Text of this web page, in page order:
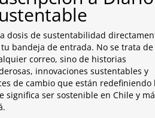
dosis de sustentabilidad
bandeja de entrada. No se trata de
correo, sino de historias
innovaciones sustentables y
de cambio que están redefiniendo
significa ser sostenible en Chile y